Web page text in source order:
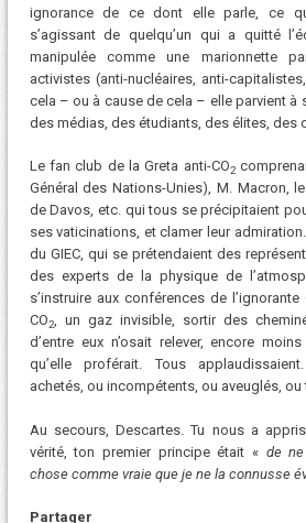
ignorance de ce dont elle parle, ce
s’agissant de quelqu’un qui a quitté
manipulée comme une marionnette
activistes (anti-nucléaires, anti-
cela – ou à cause de cela – elle parvient à
des médias, des étudiants, des élites, des
Le fan club de la Greta anti-CO2
Général des Nations-Unies), M. Macron,
de Davos, etc. qui tous se précipitaient
ses vaticinations, et clamer leur
du GIEC, qui se prétendaient des
des experts de la physique de
s’instruire aux conférences de
CO2, un gaz invisible, sortir des
d’entre eux n’osait relever, encore
qu’elle proférait. Tous
achetés, ou incompétents, ou aveuglés,
Au secours, Descartes. Tu nous a
vérité, ton premier principe était « de
chose comme vraie que je ne la connusse
Partager